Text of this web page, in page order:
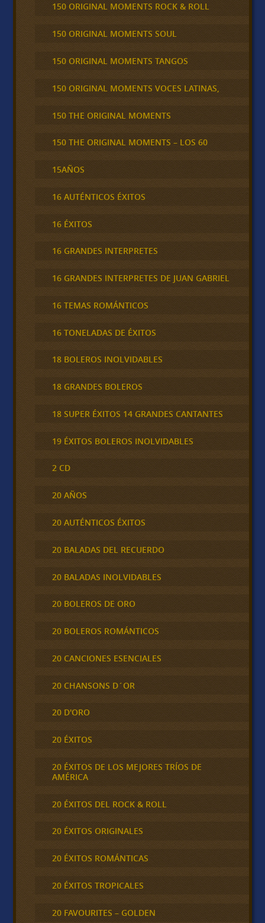
150 ORIGINAL MOMENTS ROCK & ROLL
150 ORIGINAL MOMENTS SOUL
150 ORIGINAL MOMENTS TANGOS
150 ORIGINAL MOMENTS VOCES LATINAS,
150 THE ORIGINAL MOMENTS
150 THE ORIGINAL MOMENTS – LOS 60
15AÑOS
16 AUTÉNTICOS ÉXITOS
16 ÉXITOS
16 GRANDES INTERPRETES
16 GRANDES INTERPRETES DE JUAN GABRIEL
16 TEMAS ROMÁNTICOS
16 TONELADAS DE ÉXITOS
18 BOLEROS INOLVIDABLES
18 GRANDES BOLEROS
18 SUPER ÉXITOS 14 GRANDES CANTANTES
19 ÉXITOS BOLEROS INOLVIDABLES
2 CD
20 AÑOS
20 AUTÉNTICOS ÉXITOS
20 BALADAS DEL RECUERDO
20 BALADAS INOLVIDABLES
20 BOLEROS DE ORO
20 BOLEROS ROMÁNTICOS
20 CANCIONES ESENCIALES
20 CHANSONS D´OR
20 D'ORO
20 ÉXITOS
20 ÉXITOS DE LOS MEJORES TRÍOS DE
AMÉRICA
20 ÉXITOS DEL ROCK & ROLL
20 ÉXITOS ORIGINALES
20 ÉXITOS ROMÁNTICAS
20 ÉXITOS TROPICALES
20 FAVOURITES – GOLDEN